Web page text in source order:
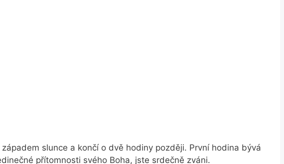
slunce a končí o dvě hodiny později. První hodina bývá
přítomnosti svého Boha, jste srdečně zváni.